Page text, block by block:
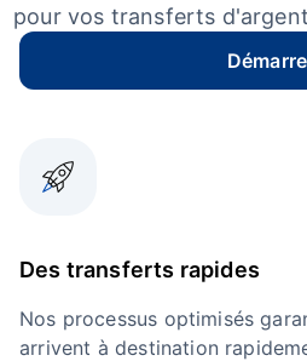
pour vos transferts d'argent
Des transferts rapides
Nos processus optimisés
arrivent à destination